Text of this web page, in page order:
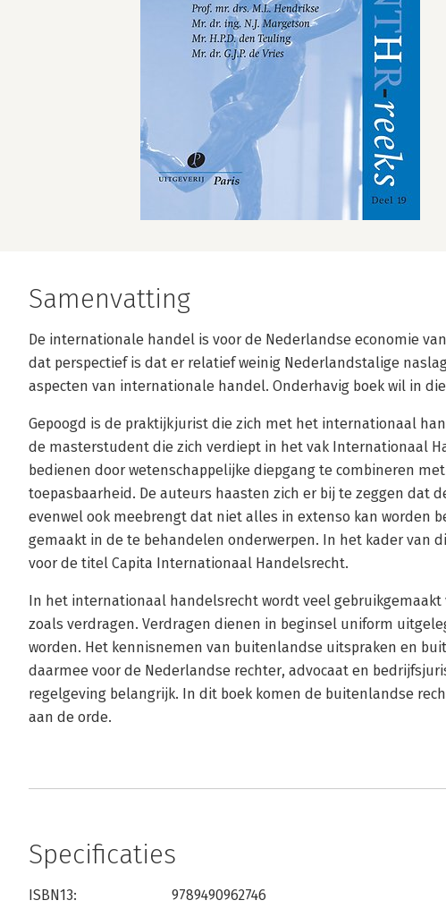
Samenvatting
De internationale handel is voor de Nederlandse economie
dat perspectief is dat er relatief weinig Nederlandstalige
aspecten van internationale handel. Onderhavig boek wil in
Gepoogd is de praktijkjurist die zich met het internationaal
de masterstudent die zich verdiept in het vak Internationaal
bedienen door wetenschappelijke diepgang te combineren
toepasbaarheid. De auteurs haasten zich er bij te zeggen dat
evenwel ook meebrengt dat niet alles in extenso kan worden
gemaakt in de te behandelen onderwerpen. In het kader van
voor de titel Capita Internationaal Handelsrecht.
In het internationaal handelsrecht wordt veel
zoals verdragen. Verdragen dienen in beginsel uniform
worden. Het kennisnemen van buitenlandse uitspraken en
daarmee voor de Nederlandse rechter, advocaat en
regelgeving belangrijk. In dit boek komen de buitenlandse
aan de orde.
Specificaties
ISBN13:
9789490962746